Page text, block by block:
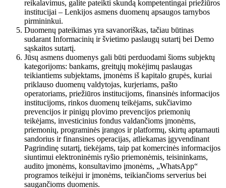
reikalavimus, galite pateikti skundą kompetentingai priežiūros
institucijai – Lenkijos asmens duomenų apsaugos tarnybos
pirmininkui.
Duomenų pateikimas yra savanoriškas, tačiau būtinas
sudarant Informacinių ir švietimo paslaugų sutartį bei Demo
sąskaitos sutartį.
Jūsų asmens duomenys gali būti perduodami šioms subjektų
kategorijoms: bankams, greitųjų mokėjimų paslaugas
teikiantiems subjektams, įmonėms iš kapitalo grupės, kuriai
priklauso duomenų valdytojas, kurjeriams, pašto
operatoriams, priežiūros institucijoms, finansinės informacijos
institucijoms, rinkos duomenų teikėjams, sukčiavimo
prevencijos ir pinigų plovimo prevencijos priemonių
teikėjams, investicinius fondus valdančioms įmonėms,
priemonių, programinės įrangos ir platformų, skirtų aptarnauti
sandorius ir finansines operacijas, atliekamas įgyvendinant
Pagrindinę sutartį, tiekėjams, taip pat komercinės informacijos
siuntimui elektroninėmis ryšio priemonėmis, teisininkams,
audito įmonėms, konsultavimo įmonėms, „WhatsApp“
programos teikėjui ir įmonėms, teikiančioms serverius bei
saugančioms duomenis.